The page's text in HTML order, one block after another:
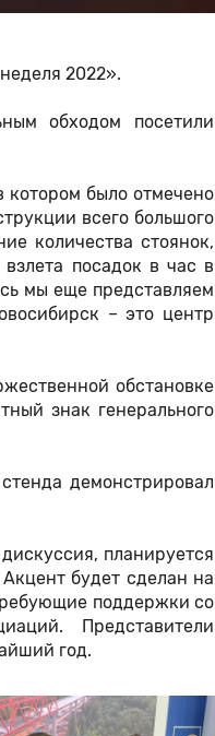
2022».
обходом посетили
котором было отмечено
всего большого
количества стоянок,
посадок в час в
мы еще представляем
– это центр
обстановке
знак генерального
демонстрировал
планируется
будет сделан на
поддержки со
Представители
год.